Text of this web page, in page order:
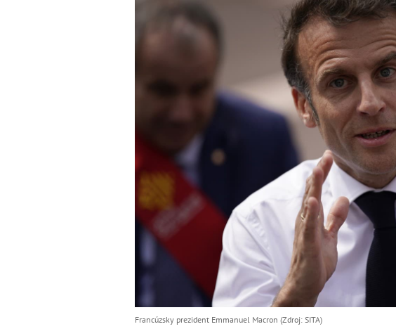
Francúzsky prezident Emmanuel Macron (Zdroj: SITA)